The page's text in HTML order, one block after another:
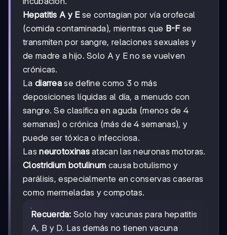
Hepatitis A y Ese contagian por vía orofecal
(comida contaminada), mientras que B-F se
transmiten por sangre, relaciones sexuales y
de madre a hijo. Solo A y E no se vuelven
crónicas.
La diarrea se define como 3 o más
deposiciones líquidas al día, a menudo con
sangre. Se clasifica en aguda (menos de 4
semanas) o crónica (más de 4 semanas), y
puede ser tóxica o infecciosa.
Lasneurotoxinasatacan las neuronas motoras.
Clostridium botulinum causa botulismo y
parálisis, especialmente en conservas caseras
como mermeladas y compotas.
Recuerda: Solo hay vacunas para hepatitis
A, B y D. Las demás no tienen vacuna